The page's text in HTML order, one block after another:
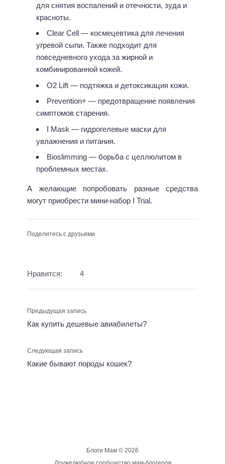
для снятия воспалений и отечности, зуда и
красноты.
Clear Cell — космецевтика для лечения
угревой сыпи. Также подходит для
повседневного ухода за жирной и
комбинированной кожей.
O2 Lift — подтяжка и детоксикация кожи.
Prevention+ — предотвращение появления
симптомов старения.
I Mask — гидрогелевые маски для
увлажнения и питания.
Bioslimming — борьба с целлюлитом в
проблемных местах.
А желающие попробовать разные средства
могут приобрести мини-набор I Trial.
Поделитесь с друзьями
Нравится: 4
Предыдущая запись
Как купить дешевые авиабилеты?
Следующая запись
Какие бывают породы кошек?
Блоги Мам © 2026